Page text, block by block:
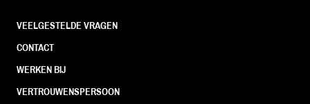
VEELGESTELDE VRAGEN
CONTACT
WERKEN BIJ
VERTROUWENSPERSOON